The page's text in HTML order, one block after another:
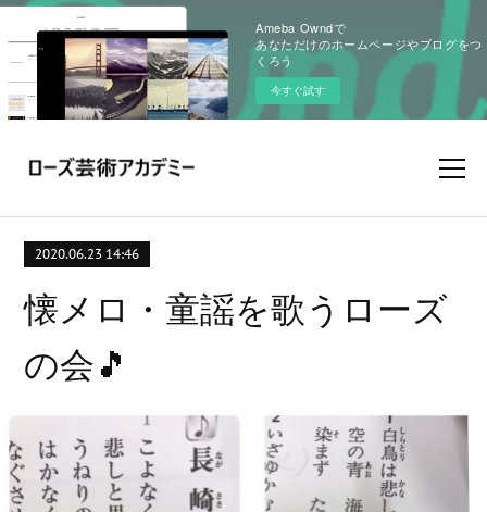
Ameba Owndで
あなただけのホームページやブログをつ
くろう
今すぐ試す
2020.06.23 14:46
懐メロ・童謡を歌うローズ
の会🎵